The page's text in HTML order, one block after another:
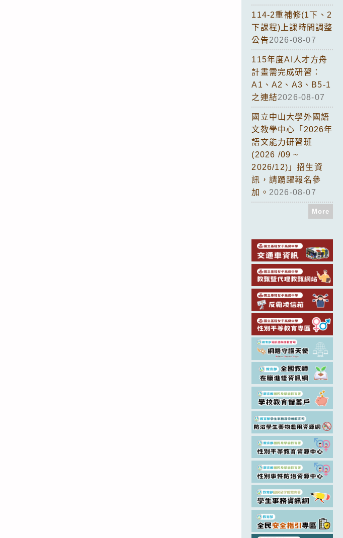
114-2重補修(1下、2
下課程)上課時間調整
公告2026-08-07
115年度AI人才方舟
計畫需完成研習：
A1、A2、A3、B5-1
之連結2026-08-07
國立中山大學外國語
文教學中心「2026年
語文能力研習班
(2026 /09 ~
2026/12)」招生資
訊，請踴躍報名參
加。 2026-08-07
More